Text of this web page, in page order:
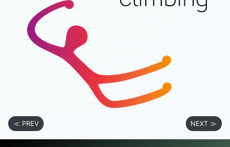
≪ PREV NEXT ≫